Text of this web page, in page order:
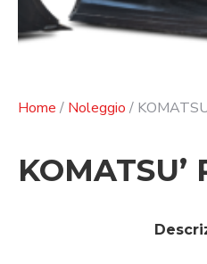
Home / Noleggio /
KOMATSU’